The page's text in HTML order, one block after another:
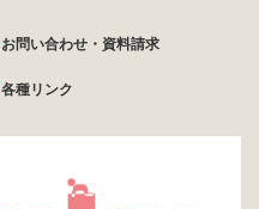
お問い合わせ・資料請求
各種リンク